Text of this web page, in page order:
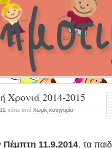
Χρονιά 2014-2015
κάτω από Χωρίς κατηγορία
Πέμπτη 11.9.2014, τα